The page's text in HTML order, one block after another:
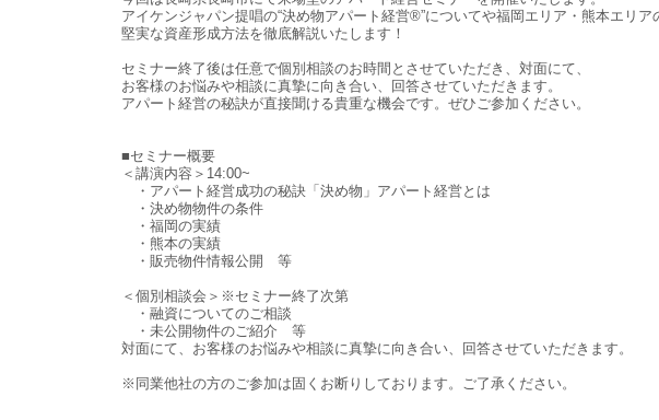
アイケンジャパン提唱の“決め物アパート経営®”についてや福岡エリア・熊本エリア
堅実な資産形成方法を徹底解説いたします！
セミナー終了後は任意で個別相談のお時間とさせていただき、対面にて、
お客様のお悩みや相談に真摯に向き合い、回答させていただきます。
アパート経営の秘訣が直接聞ける貴重な機会です。ぜひご参加ください。
■セミナー概要
＜講演内容＞14:00~
・アパート経営成功の秘訣「決め物」アパート経営とは
・決め物物件の条件
・福岡の実績
・熊本の実績
・販売物件情報公開 等
＜個別相談会＞※セミナー終了次第
・融資についてのご相談
・未公開物件のご紹介 等
対面にて、お客様のお悩みや相談に真摯に向き合い、回答させていただきます。
※同業他社の方のご参加は固くお断りしております。ご了承ください。